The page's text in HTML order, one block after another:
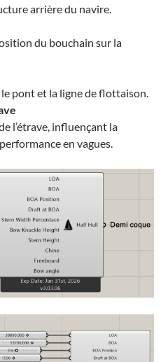
arrière du navire.
du bouchain sur la
pont et la ligne de flottaison.
l’étrave, influençant la
en vagues.